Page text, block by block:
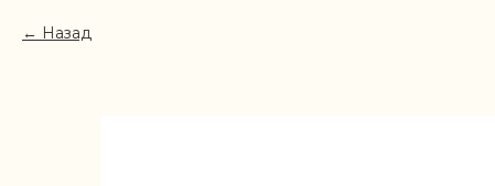
Назад